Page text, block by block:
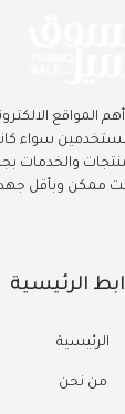
المواقع
سواء
والخدمات
ممكن وبأقل
الرئيسية
الرئيسية
من نحن